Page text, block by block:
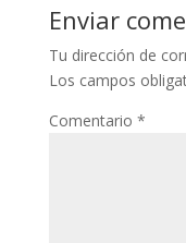
Enviar
Tu dirección de
Los campos
Comentario *